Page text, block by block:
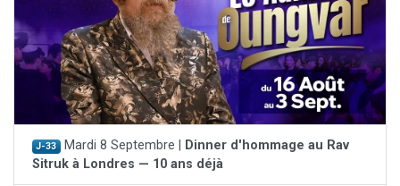
J-33 Mardi 8 Septembre |
Dinner d'hommage au Rav
Sitruk à Londres — 10 ans déjà